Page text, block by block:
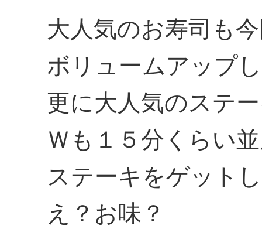
大人気のお寿司も
ボリュームアップ
更に大人気のステ
Ｗも１５分くらい
ステーキをゲット
え？お味？